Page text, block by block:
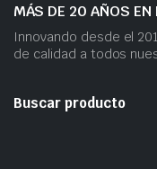
MÁS DE 20 AÑOS
Innovando desde el
de calidad a todos
Buscar producto